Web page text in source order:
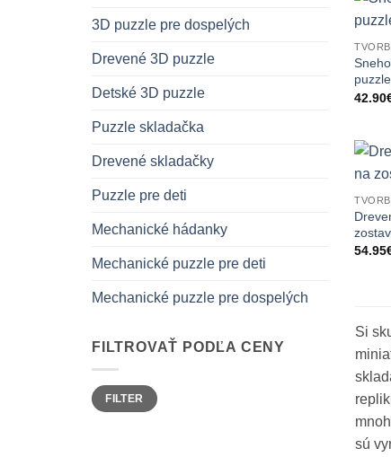
3D puzzle pre dospelých
Drevené 3D puzzle
Detské 3D puzzle
Puzzle skladačka
Drevené skladačky
Puzzle pre deti
Mechanické hádanky
Mechanické puzzle pre deti
Mechanické puzzle pre dospelých
FILTROVAŤ PODĽA CENY
Minimálna
cena
Maximálna
cenaFILTER
42.90
54.95
Si
sú